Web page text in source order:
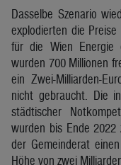
Dasselbe Szenario
explodierten die
für die Wien Energie
wurden 700 Millionen
ein Zwei-Milliarden-
nicht gebraucht. Die
städtischer
wurden bis Ende 2022
der Gemeinderat
Höhe von zwei